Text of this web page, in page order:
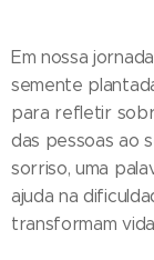
Em nossa
semente
para refletir
das pessoas ao
sorriso, uma
ajuda na
transformam